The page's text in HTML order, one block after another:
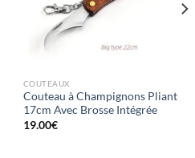
COUTEAUX
Couteau à Champignons Pliant
17cm Avec Brosse Intégrée
19.00€